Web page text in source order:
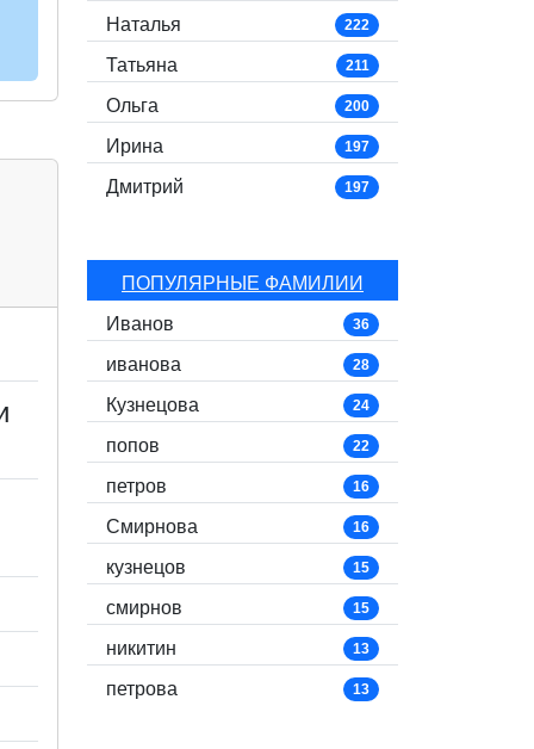
Наталья 222
Татьяна 211
Ольга 200
Ирина 197
Дмитрий 197
ПОПУЛЯРНЫЕ ФАМИЛИИ
Иванов
36
иванова 28
Кузнецова 24
попов 22
петров 16
Смирнова 16
кузнецов 15
смирнов 15
никитин 13
петрова 13